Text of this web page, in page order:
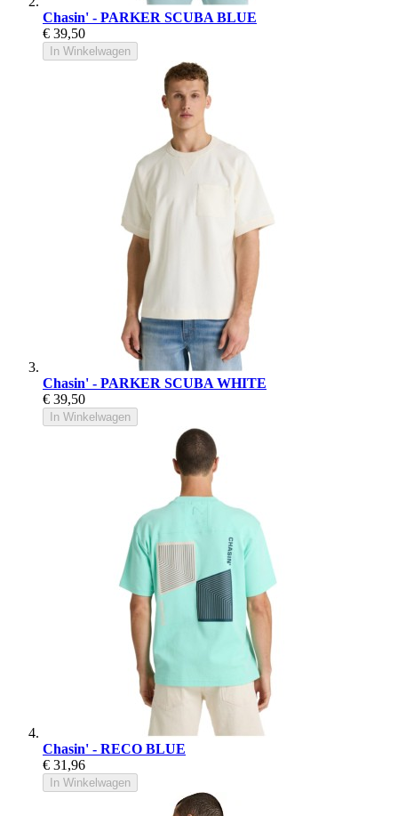
Chasin' - PARKER SCUBA BLUE
€ 39,50
In Winkelwagen
Chasin' - PARKER SCUBA WHITE
€ 39,50
In Winkelwagen
Chasin' - RECO BLUE
€ 31,96
In Winkelwagen